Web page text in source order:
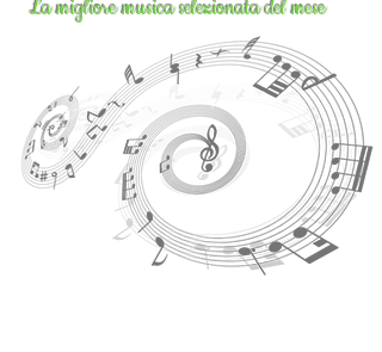
La migliore musica selezionata del mese